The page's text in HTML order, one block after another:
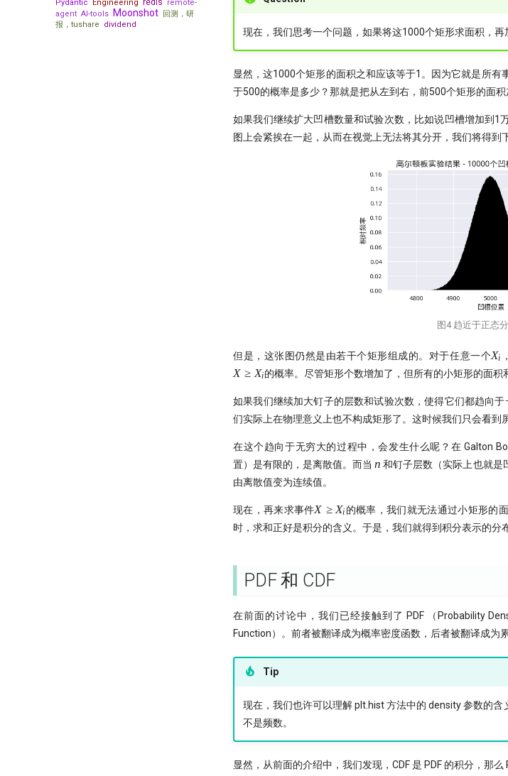
是抢头彩？！
一门三杰 一年翻十倍的男人发明了
UO 指标
21天驯化AI打工仔 - 开发量化交
易系统
量化新基建(三) - FastHTML：
Python 全栈开发的终极答案
AI tools
除了编程，量化人还能怎么用
Moonshot
Pydantic Engineering
remote-
agent AI-tools Moonshot 回测，研
报，tushare dividend
现在，我们思考一个问题，如果将这1000个矩形求面积，再
显然，这1000个矩形的面积之和应该等于1。因为它就是所有
于500的概率是多少？那就是把从左到右，前500个矩形的面积
如果我们继续扩大凹槽数量和试验次数，比如说凹槽增加到1
图上会紧挨在一起，从而在视觉上无法将其分开，我们将得到
图4 趋近于正态
但是，这张图仍然是由若干个矩形组成的。对于任意一个X_i
Xi
X ≥ Xi的概率。尽管矩形个数增加了，但所有的小矩形的面积
如果我们继续加大钉子的层数和试验次数，使得它们都趋向于
们实际上在物理意义上也不构成矩形了。这时候我们只会看到
在这个趋向于无穷大的过程中，会发生什么呢？在 Galton
置）是有限的，是离散值。而当n
n 和钉子层数（实际上也就是
由离散值变为连续值。
现在，再来求事件X
\ge
X_i
X ≥ Xi 的概率，我们就无法通过小矩形的
时，求和正好是积分的含义。于是，我们就得到积分表示的分
PDF 和 CDF
在前面的讨论中，我们已经接触到了 PDF （Probability
Function）。前者被翻译成为概率密度函数，后者被翻译成为
Tip
现在，我们也许可以理解 plt.hist 方法中的 density 参数的
不是频数。
显然，从前面的介绍中，我们发现，CDF 是 PDF 的积分，那么